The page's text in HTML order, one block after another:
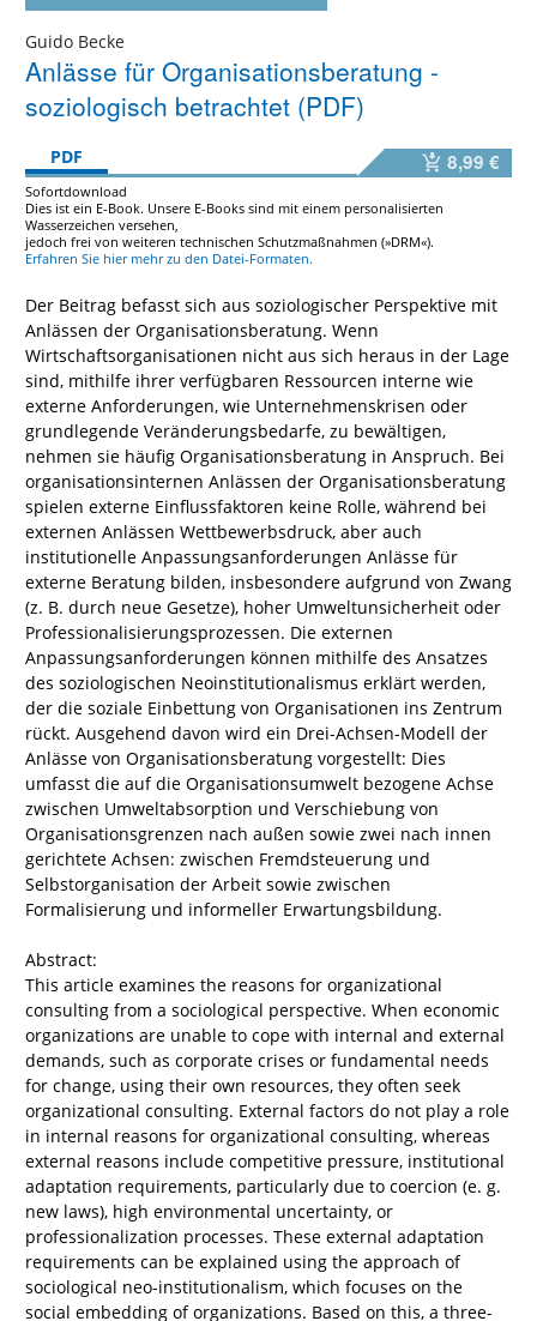
Guido Becke
Anlässe für Organisationsberatung -
soziologisch betrachtet (PDF)
PDF 8,99 €
Sofortdownload
Dies ist ein E-Book. Unsere E-Books sind mit einem personalisierten
Wasserzeichen versehen,
jedoch frei von weiteren technischen Schutzmaßnahmen (»DRM«).
Erfahren Sie hier mehr zu den Datei-Formaten.
Der Beitrag befasst sich aus soziologischer Perspektive mit
Anlässen der Organisationsberatung. Wenn
Wirtschaftsorganisationen nicht aus sich heraus in der Lage
sind, mithilfe ihrer verfügbaren Ressourcen interne wie
externe Anforderungen, wie Unternehmenskrisen oder
grundlegende Veränderungsbedarfe, zu bewältigen,
nehmen sie häufig Organisationsberatung in Anspruch. Bei
organisationsinternen Anlässen der Organisationsberatung
spielen externe Einflussfaktoren keine Rolle, während bei
externen Anlässen Wettbewerbsdruck, aber auch
institutionelle Anpassungsanforderungen Anlässe für
externe Beratung bilden, insbesondere aufgrund von Zwang
(z. B. durch neue Gesetze), hoher Umweltunsicherheit oder
Professionalisierungsprozessen. Die externen
Anpassungsanforderungen können mithilfe des Ansatzes
des soziologischen Neoinstitutionalismus erklärt werden,
der die soziale Einbettung von Organisationen ins Zentrum
rückt. Ausgehend davon wird ein Drei-Achsen-Modell der
Anlässe von Organisationsberatung vorgestellt: Dies
umfasst die auf die Organisationsumwelt bezogene Achse
zwischen Umweltabsorption und Verschiebung von
Organisationsgrenzen nach außen sowie zwei nach innen
gerichtete Achsen: zwischen Fremdsteuerung und
Selbstorganisation der Arbeit sowie zwischen
Formalisierung und informeller Erwartungsbildung.
Abstract:
This article examines the reasons for organizational
consulting from a sociological perspective. When economic
organizations are unable to cope with internal and external
demands, such as corporate crises or fundamental needs
for change, using their own resources, they often seek
organizational consulting. External factors do not play a role
in internal reasons for organizational consulting, whereas
external reasons include competitive pressure, institutional
adaptation requirements, particularly due to coercion (e. g.
new laws), high environmental uncertainty, or
professionalization processes. These external adaptation
requirements can be explained using the approach of
sociological neo-institutionalism, which focuses on the
social embedding of organizations. Based on this, a three-